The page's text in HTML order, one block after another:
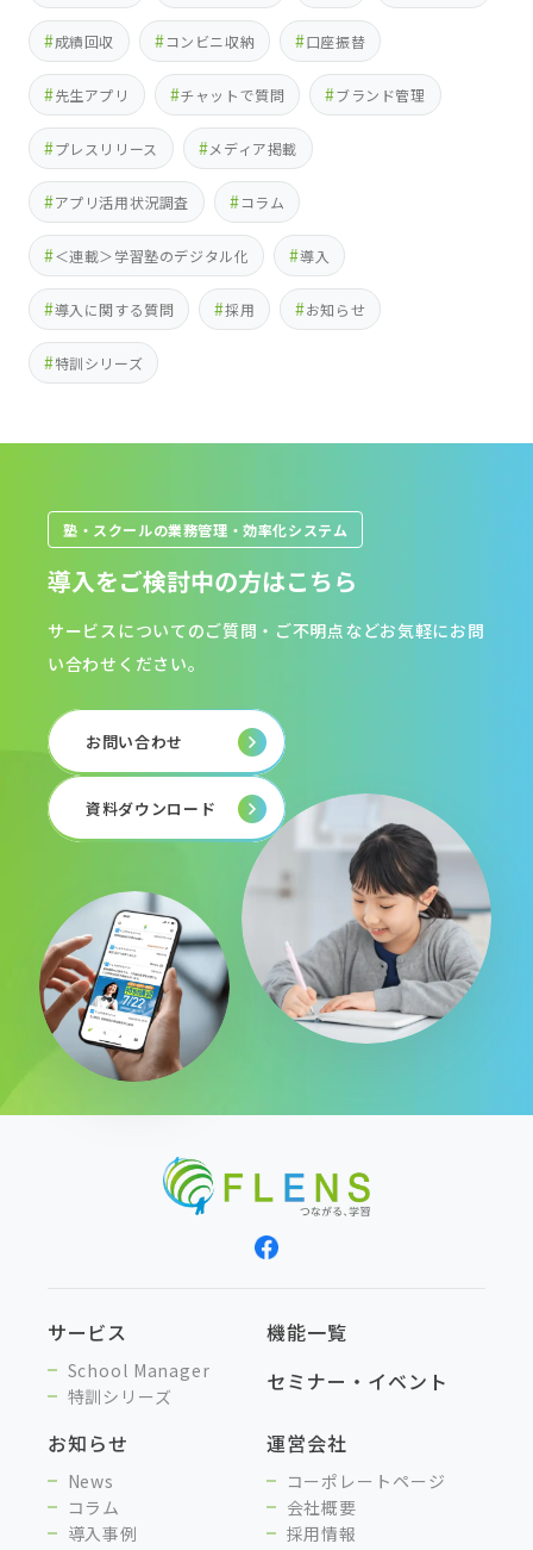
成績回収 コンビニ収納 口座振替
先生アプリ チャットで質問 ブランド管理
プレスリリース メディア掲載
アプリ活用状況調査 コラム
＜連載＞学習塾のデジタル化 導入
導入に関する質問 採用 お知らせ
特訓シリーズ
塾・スクールの業務管理・効率化システム
導入をご検討中の方はこちら
サービスについてのご質問・ご不明点などお気軽にお問
い合わせください。
お問い合わせ
資料ダウンロード
サービス
School Manager
特訓シリーズ
機能一覧
セミナー・イベント
お知らせ
News
コラム
導入事例
運営会社
コーポレートページ
会社概要
採用情報